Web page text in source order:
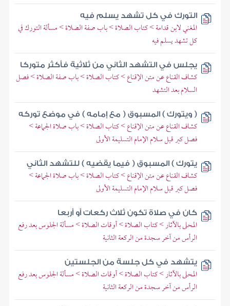
التورك في كل تشهد يسلم فيه
المغني لابن قدامة > كتاب الصلاة > باب صفة الصلاة > مسألة التورك في
كل تشهد يسلم فيه
يجلس في التشهد الثاني من ثلاثية فأكثر متوركا
كشاف القناع عن متن الإقناع > كتاب الصلاة > باب صفة الصلاة > فصل
السلام بعد التشهد
( ويتورك ) المسبوق ( مع إمامه ) في موضع توركه
كشاف القناع عن متن الإقناع > كتاب الصلاة > باب صلاة الجماعة >
فصل كبر قبل سلام الإمام التسليمة الأولى
يتورك ) المسبوق ( فيما يقضيه ) للتشهد الثاني
كشاف القناع عن متن الإقناع > كتاب الصلاة > باب صلاة الجماعة >
فصل كبر قبل سلام الإمام التسليمة الأولى
كان في صلاة تكون ثلاث ركعات أو أربعا
المحلى بالآثار > كتاب الصلاة > أوقات الصلاة > مسألة الجلوس بعد رفع
الرأس من آخر سجدة من الركعة الثانية
يتشهد في كل جلسة من الجلستين
المحلى بالآثار > كتاب الصلاة > أوقات الصلاة > مسألة الجلوس بعد رفع
الرأس من آخر سجدة من الركعة الثانية